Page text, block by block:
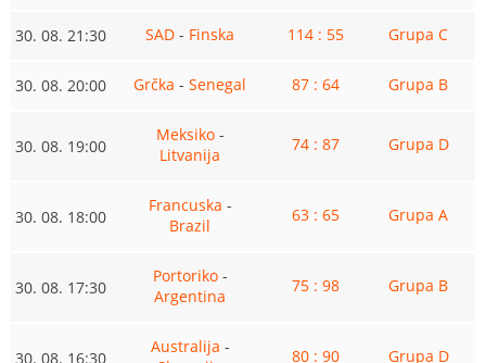
30. 08. 21:30 SAD - Finska 114 : 55 Grupa C
30. 08. 20:00 Grčka - Senegal 87 : 64 Grupa B
30. 08. 19:00
Meksiko-
Litvanija
74 : 87 Grupa D
30. 08. 18:00
Francuska -
Brazil
63 : 65 Grupa A
30. 08. 17:30
Portoriko-
Argentina
75 : 98 Grupa B
30. 08. 16:30
Australija -
80 : 90 Grupa D